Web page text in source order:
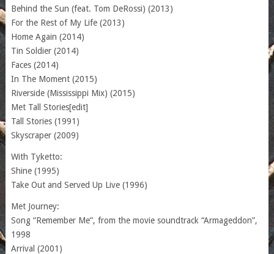
Behind the Sun (feat. Tom DeRossi) (2013)
For the Rest of My Life (2013)
Home Again (2014)
Tin Soldier (2014)
Faces (2014)
In The Moment (2015)
Riverside (Mississippi Mix) (2015)
Met Tall Stories[edit]
Tall Stories (1991)
Skyscraper (2009)
With Tyketto:
Shine (1995)
Take Out and Served Up Live (1996)
Met Journey:
Song “Remember Me”, from the movie soundtrack “Armageddon”,
1998
Arrival (2001)